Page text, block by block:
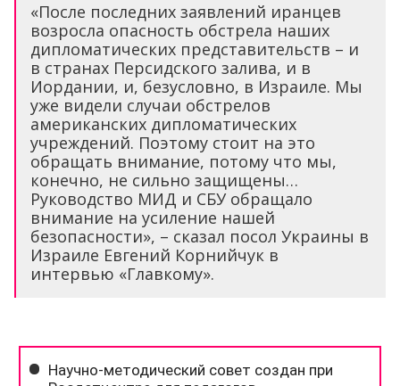
«После последних заявлений иранцев
возросла опасность обстрела наших
дипломатических представительств – и
в странах Персидского залива, и в
Иордании, и, безусловно, в Израиле. Мы
уже видели случаи обстрелов
американских дипломатических
учреждений. Поэтому стоит на это
обращать внимание, потому что мы,
конечно, не сильно защищены…
Руководство МИД и СБУ обращало
внимание на усиление нашей
безопасности», – сказал посол Украины в
Израиле Евгений Корнийчук в
интервью «Главкому».